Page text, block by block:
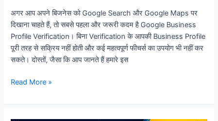
अगर आप अपने बिजनेस को Google Search और Google Maps पर
दिखाना चाहते हैं, तो सबसे पहला और जरूरी कदम है Google Business
Profile Verification। बिना Verification के आपकी Business Profile
पूरी तरह से सक्रिय नहीं होती और कई महत्वपूर्ण फीचर्स का उपयोग भी नहीं कर
सकते। दोस्तों, जैसा कि आप जानते हैं हमारे इस
Google
Profile
Read More »